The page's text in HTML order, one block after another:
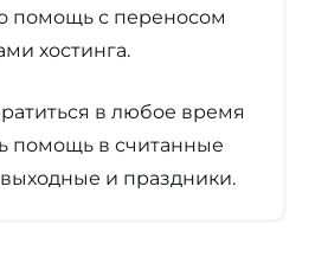
помощь с переносом
хостинга.
в любое время
помощь в считанные
и праздники.